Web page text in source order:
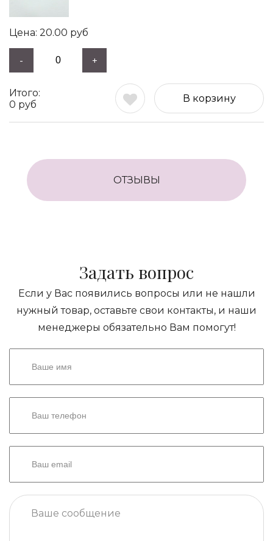
20.00 руб
- +
0 руб
В корзину
ОТЗЫВЫ
Задать вопрос
Если у Вас появились вопросы или не нашли
нужный товар, оставьте свои контакты, и наши
менеджеры обязательно Вам помогут!